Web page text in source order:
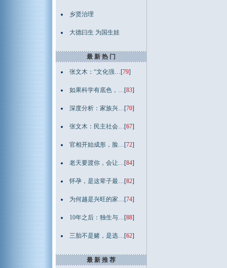
乡贤治理
大德曰生 为国生娃
最 新 热 门
张文木：“文化强…[79]
如果科学有底色，…[83]
深度分析：家族兴…[70]
张文木：民主社会…[67]
官相开始成形，脸…[72]
老天要渡你，会让…[84]
怀孕，是这辈子最…[82]
为何越是兴旺的家…[74]
10年之后：独生与…[88]
三胎不是赌，是选…[62]
最 新 推 荐